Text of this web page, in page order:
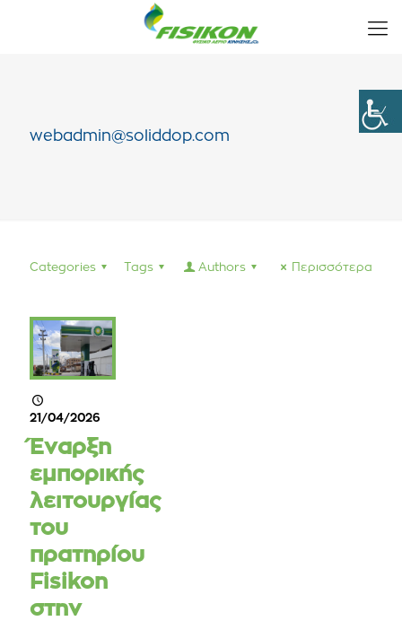
webadmin@soliddop.com
Categories Tags Authors Περισσότερα
21/04/2026
Έναρξη
εμπορικής
λειτουργίας
του
πρατηρίου
Fisikon
στην